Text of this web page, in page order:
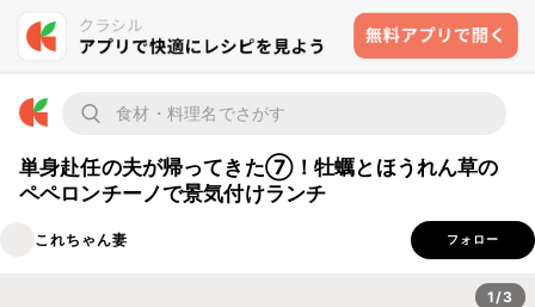
単身赴任の夫が帰ってきた⑦！牡蠣とほうれん草の
ペペロンチーノで景気付けランチ
これちゃん妻 フォロー
1/3